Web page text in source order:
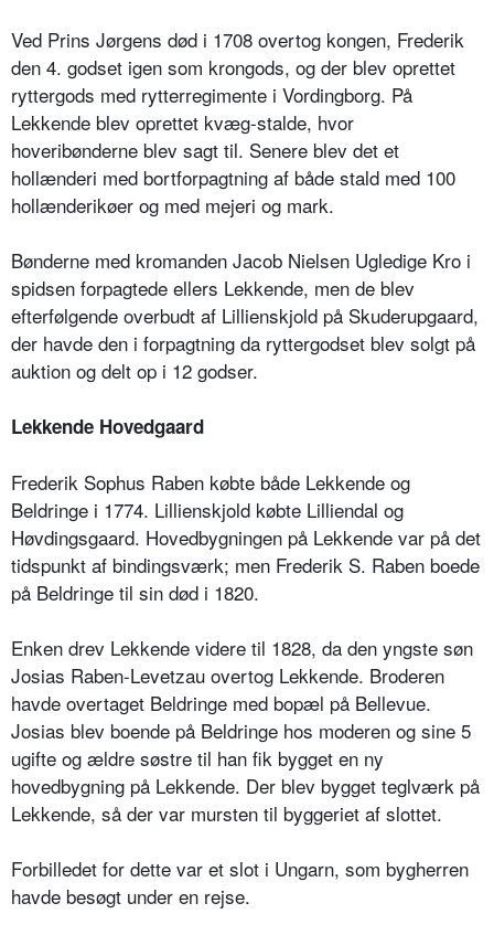
Ved Prins Jørgens død i 1708 overtog kongen, Frederik
den 4. godset igen som krongods, og der blev oprettet
ryttergods med rytterregimente i Vordingborg. På
Lekkende blev oprettet kvæg-stalde, hvor
hoveribønderne blev sagt til. Senere blev det et
hollænderi med bortforpagtning af både stald med 100
hollænderikøer og med mejeri og mark.
Bønderne med kromanden Jacob Nielsen Ugledige Kro i
spidsen forpagtede ellers Lekkende, men de blev
efterfølgende overbudt af Lillienskjold på Skuderupgaard,
der havde den i forpagtning da ryttergodset blev solgt på
auktion og delt op i 12 godser.
Lekkende Hovedgaard
Frederik Sophus Raben købte både Lekkende og
Beldringe i 1774. Lillienskjold købte Lilliendal og
Høvdingsgaard. Hovedbygningen på Lekkende var på det
tidspunkt af bindingsværk; men Frederik S. Raben boede
på Beldringe til sin død i 1820.
Enken drev Lekkende videre til 1828, da den yngste søn
Josias Raben-Levetzau overtog Lekkende. Broderen
havde overtaget Beldringe med bopæl på Bellevue.
Josias blev boende på Beldringe hos moderen og sine 5
ugifte og ældre søstre til han fik bygget en ny
hovedbygning på Lekkende. Der blev bygget teglværk på
Lekkende, så der var mursten til byggeriet af slottet.
Forbilledet for dette var et slot i Ungarn, som bygherren
havde besøgt under en rejse.